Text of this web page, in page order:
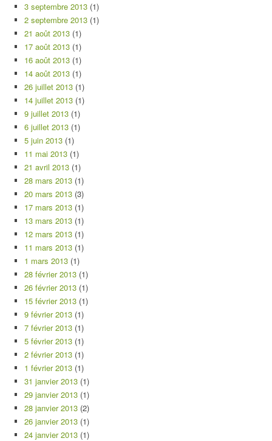
3 septembre 2013 (1)
2 septembre 2013 (1)
21 août 2013 (1)
17 août 2013 (1)
16 août 2013 (1)
14 août 2013 (1)
26 juillet 2013 (1)
14 juillet 2013 (1)
9 juillet 2013 (1)
6 juillet 2013 (1)
5 juin 2013 (1)
11 mai 2013 (1)
21 avril 2013 (1)
28 mars 2013 (1)
20 mars 2013 (3)
17 mars 2013 (1)
13 mars 2013 (1)
12 mars 2013 (1)
11 mars 2013 (1)
1 mars 2013 (1)
28 février 2013 (1)
26 février 2013 (1)
15 février 2013 (1)
9 février 2013 (1)
7 février 2013 (1)
5 février 2013 (1)
2 février 2013 (1)
1 février 2013 (1)
31 janvier 2013 (1)
29 janvier 2013 (1)
28 janvier 2013 (2)
26 janvier 2013 (1)
24 janvier 2013 (1)